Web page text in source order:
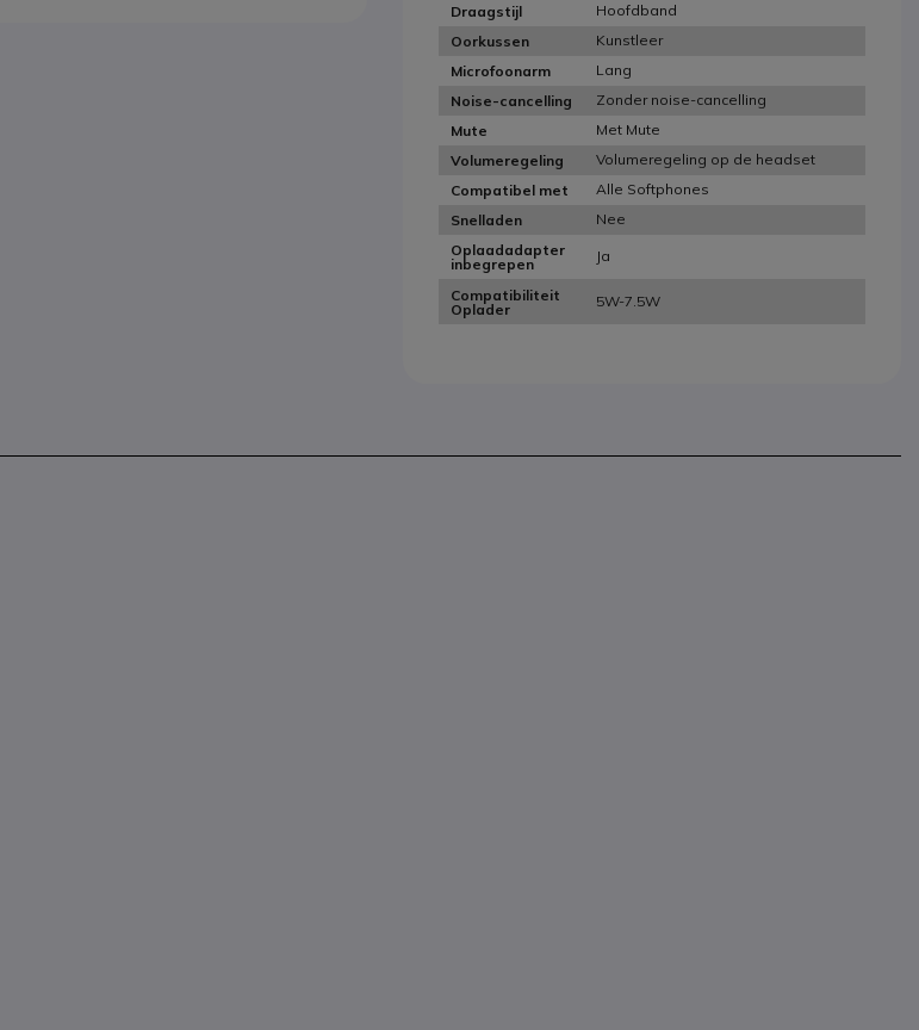
Draagstijl
Hoofdband
Oorkussen
Kunstleer
Microfoonarm
Lang
Noise-cancelling
Zonder noise-cancelling
Mute
Met Mute
Volumeregeling
Volumeregeling op de headset
Compatibel met
Alle Softphones
Snelladen
Nee
Oplaadadapter
inbegrepen
Ja
Compatibiliteit
Oplader
5W-7.5W